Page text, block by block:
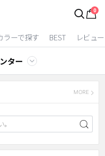
0
ラーで探す BEST レビュー
ター
MORE